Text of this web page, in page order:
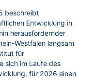
beschreibt
Entwicklung in
herausfordernder
Westfalen langsam
für
sich im Laufe des
für 2026 einen